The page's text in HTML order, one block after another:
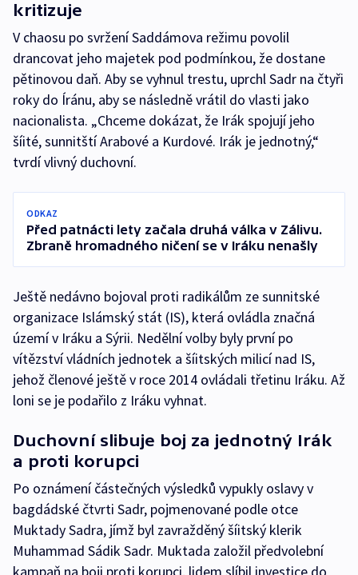
kritizuje
V chaosu po svržení Saddámova režimu povolil
drancovat jeho majetek pod podmínkou, že dostane
pětinovou daň. Aby se vyhnul trestu, uprchl Sadr na čtyři
roky do Íránu, aby se následně vrátil do vlasti jako
nacionalista. „Chceme dokázat, že Irák spojují jeho
šíité, sunnitští Arabové a Kurdové. Irák je jednotný,“
tvrdí vlivný duchovní.
ODKAZ
Před patnácti lety začala druhá válka v Zálivu.
Zbraně hromadného ničení se v Iráku nenašly
Ještě nedávno bojoval proti radikálům ze sunnitské
organizace Islámský stát (IS), která ovládla značná
území v Iráku a Sýrii. Nedělní volby byly první po
vítězství vládních jednotek a šíitských milicí nad IS,
jehož členové ještě v roce 2014 ovládali třetinu Iráku. Až
loni se je podařilo z Iráku vyhnat.
Duchovní slibuje boj za jednotný Irák
a proti korupci
Po oznámení částečných výsledků vypukly oslavy v
bagdádské čtvrti Sadr, pojmenované podle otce
Muktady Sadra, jímž byl zavražděný šíitský klerik
Muhammad Sádik Sadr. Muktada založil předvolební